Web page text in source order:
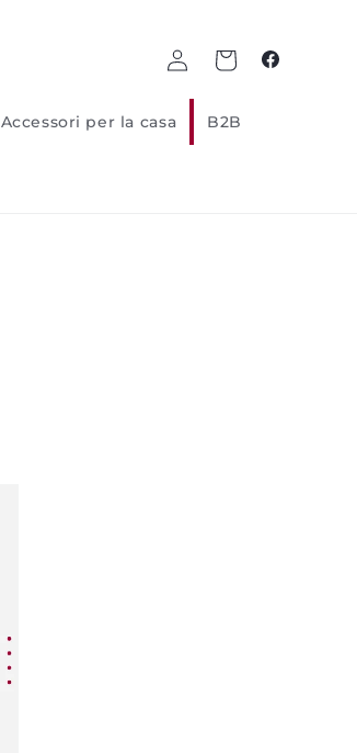
Accessori per la casa B2B
Log
in
Carrello
Facebook